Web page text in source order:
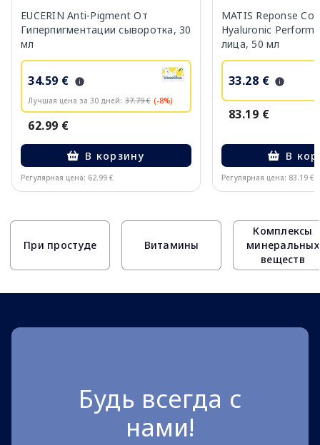
EUCERIN Anti-Pigment От
Гиперпигментации сыворотка, 30
мл
34.59 €
Лучшая цена за 30 дней: 37.79 € (-8%)
62.99 €
В корзину
Регулярная цена: 62.99 €
MATIS Reponse
Hyaluronic
лица, 50 мл
33.28 €
83.19 €
В
Регулярная цена: 83.19 €
При простуде Витамины
Комплексы
минеральных
веществ
Будь всегда с
нами!